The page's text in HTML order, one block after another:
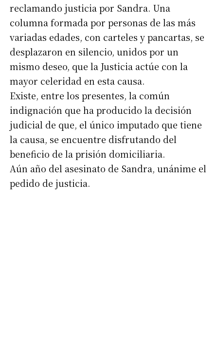
reclamando justicia por Sandra. Una
columna formada por personas de las más
variadas edades, con carteles y pancartas, se
desplazaron en silencio, unidos por un
mismo deseo, que la Justicia actúe con la
mayor celeridad en esta causa.
Existe, entre los presentes, la común
indignación que ha producido la decisión
judicial de que, el único imputado que tiene
la causa, se encuentre disfrutando del
beneficio de la prisión domiciliaria.
Aún año del asesinato de Sandra, unánime el
pedido de justicia.